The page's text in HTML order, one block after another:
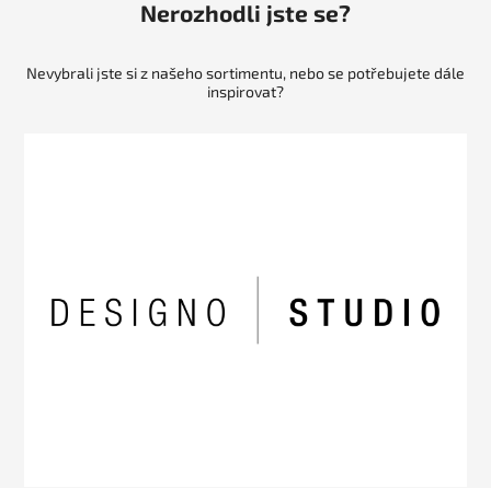
Nerozhodli jste se?
Nevybrali jste si z našeho sortimentu, nebo se potřebujete dále
inspirovat?